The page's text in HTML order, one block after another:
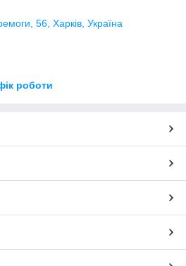
56, Харків, Україна
роботи